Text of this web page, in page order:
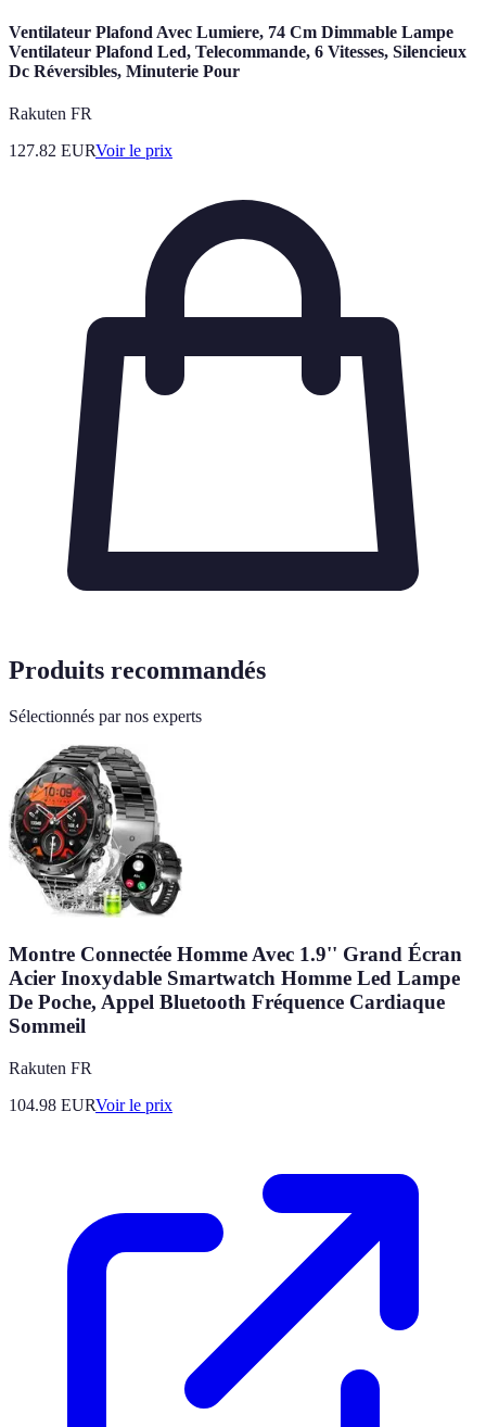
Ventilateur Plafond Avec Lumiere, 74 Cm Dimmable Lampe
Ventilateur Plafond Led, Telecommande, 6 Vitesses, Silencieux
Dc Réversibles, Minuterie Pour
Rakuten FR
127.82 EURVoir le prix
Produits recommandés
Sélectionnés par nos experts
Montre Connectée Homme Avec 1.9'' Grand Écran
Acier Inoxydable Smartwatch Homme Led Lampe
De Poche, Appel Bluetooth Fréquence Cardiaque
Sommeil
Rakuten FR
104.98 EURVoir le prix